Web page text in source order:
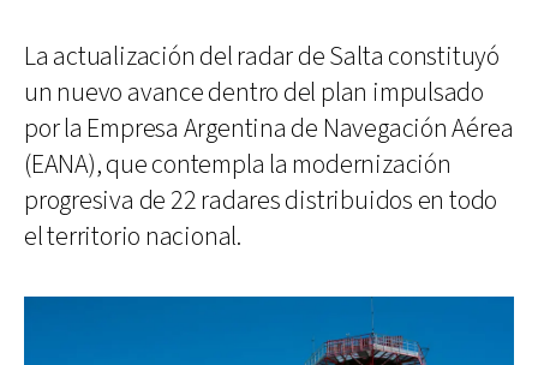
La actualización del radar de Salta constituyó
un nuevo avance dentro del plan impulsado
por la Empresa Argentina de Navegación Aérea
(EANA), que contempla la modernización
progresiva de 22 radares distribuidos en todo
el territorio nacional.